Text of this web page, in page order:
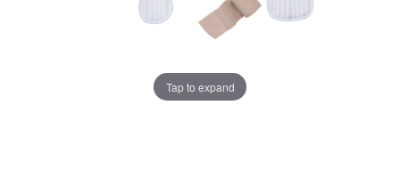
Tap to expand